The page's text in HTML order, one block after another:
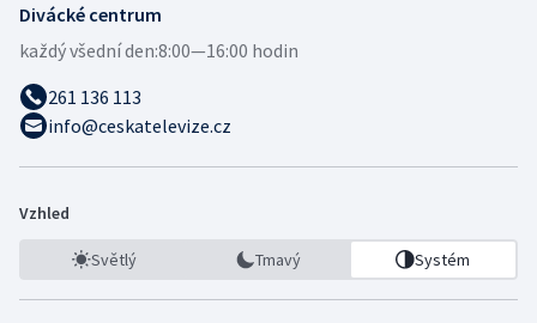
Divácké centrum
každý všední den:8:00—16:00 hodin
261 136 113
info@ceskatelevize.cz
Vzhled
Světlý Tmavý Systém